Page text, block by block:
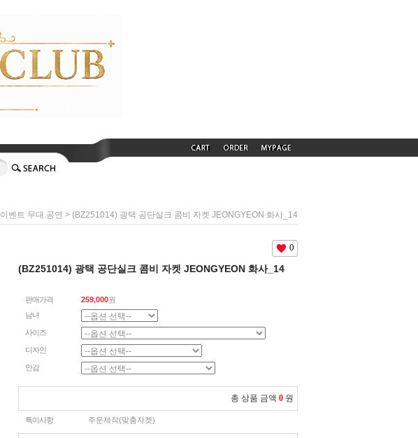
이벤트 무대.공연 > (BZ251014) 광택 공단실크 콤비 자켓 JEONGYEON 화사_14
0
(BZ251014) 광택 공단실크 콤비 자켓 JEONGYEON 화사_14
판매가격 259,000원
남녀
사이즈
디자인
안감
총 상품 금액 0 원
특이사항 주문제작(맞춤자켓)